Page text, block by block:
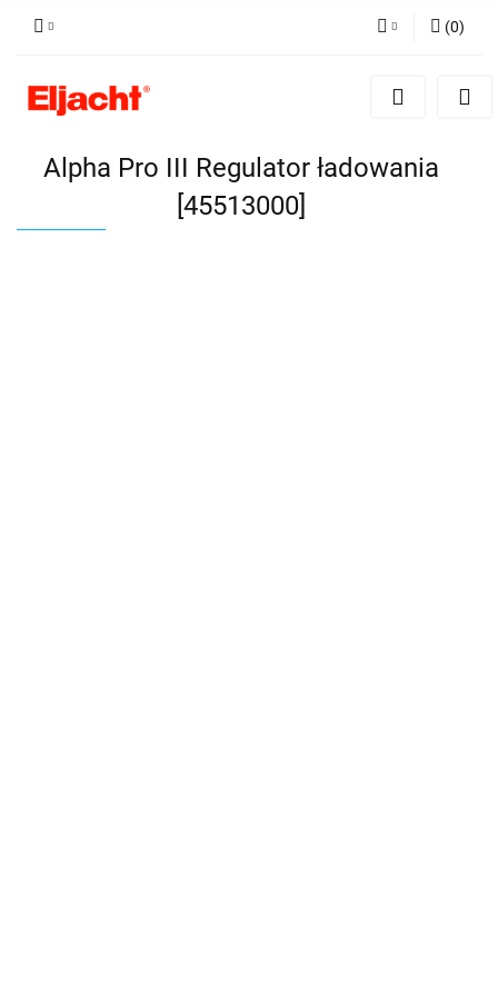
Zaloguj się
(0)
Alpha Pro III Regulator ładowania
[45513000]